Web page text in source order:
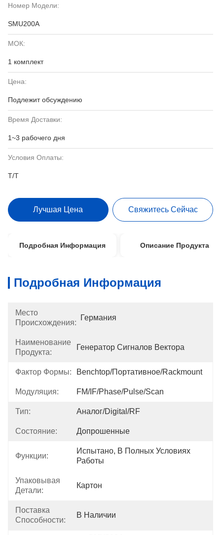
Номер Модели:
SMU200A
МОК:
1 комплект
Цена:
Подлежит обсуждению
Время Доставки:
1~3 рабочего дня
Условия Оплаты:
T/T
Лучшая Цена Свяжитесь Сейчас
Подробная Информация Описание Продукта
Подробная Информация
Место
Происхождения:
Германия
Наименование
Продукта:
Генератор Сигналов Вектора
Фактор Формы: Benchtop/портативное/Rackmount
Модуляция: FM/IF/Phase/Pulse/Scan
Тип: Аналог/Digital/RF
Состояние: Допрошенные
Функции:
Испытано, В Полных Условиях
Работы
Упаковывая
Детали:
Картон
Поставка
Способности:
В Наличии